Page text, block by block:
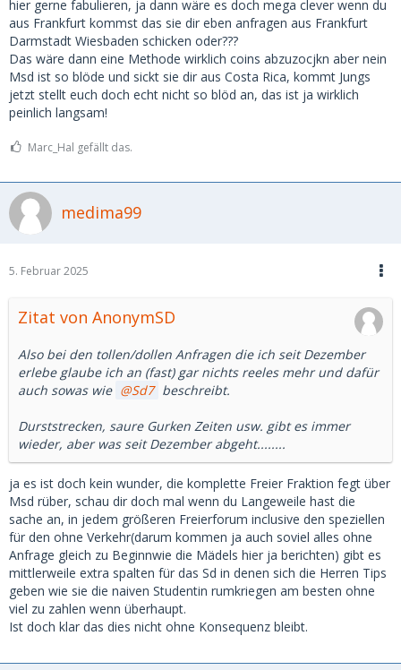
hier gerne fabulieren, ja dann wäre es doch mega clever wenn du
aus Frankfurt kommst das sie dir eben anfragen aus Frankfurt
Darmstadt Wiesbaden schicken oder???
Das wäre dann eine Methode wirklich coins abzuzocjkn aber nein
Msd ist so blöde und sickt sie dir aus Costa Rica, kommt Jungs
jetzt stellt euch doch echt nicht so blöd an, das ist ja wirklich
peinlich langsam!
Marc_Hal gefällt das.
medima99
5. Februar 2025
Zitat von AnonymSD
Also bei den tollen/dollen Anfragen die ich seit Dezember
erlebe glaube ich an (fast) gar nichts reeles mehr und dafür
auch sowas wie
Sd7 beschreibt.
Durststrecken, saure Gurken Zeiten usw. gibt es immer
wieder, aber was seit Dezember abgeht........
ja es ist doch kein wunder, die komplette Freier Fraktion fegt über
Msd rüber, schau dir doch mal wenn du Langeweile hast die
sache an, in jedem größeren Freierforum inclusive den speziellen
für den ohne Verkehr(darum kommen ja auch soviel alles ohne
Anfrage gleich zu Beginnwie die Mädels hier ja berichten) gibt es
mittlerweile extra spalten für das Sd in denen sich die Herren Tips
geben wie sie die naiven Studentin rumkriegen am besten ohne
viel zu zahlen wenn überhaupt.
Ist doch klar das dies nicht ohne Konsequenz bleibt.